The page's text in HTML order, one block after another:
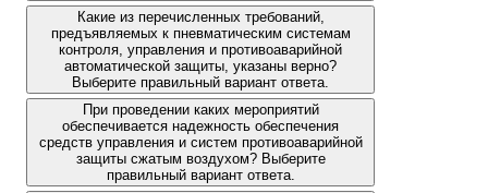
Какие из перечисленных требований,
предъявляемых к пневматическим системам
контроля, управления и противоаварийной
автоматической защиты, указаны верно?
Выберите правильный вариант ответа.
При проведении каких мероприятий
обеспечивается надежность обеспечения
средств управления и систем противоаварийной
защиты сжатым воздухом? Выберите
правильный вариант ответа.